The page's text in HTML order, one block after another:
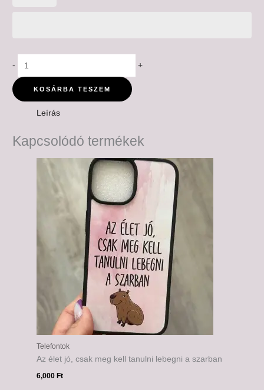
- +
KOSÁRBA TESZEM
Leírás
Kapcsolódó termékek
Telefontok
Az élet jó, csak meg kell tanulni lebegni a szarban
6,000 Ft